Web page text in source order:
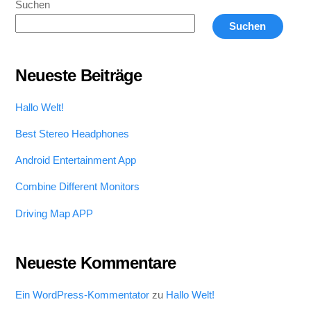
Suchen
Suchen
Neueste Beiträge
Hallo Welt!
Best Stereo Headphones
Android Entertainment App
Combine Different Monitors
Driving Map APP
Neueste Kommentare
Ein WordPress-Kommentator zu Hallo Welt!